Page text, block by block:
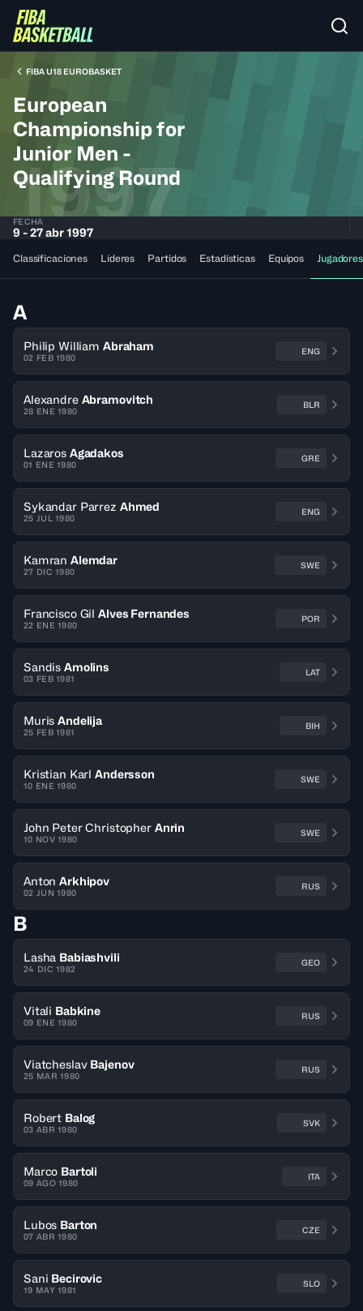
FIBA U18 EUROBASKET
European
Championship for
Junior Men -
Qualifying Round
1997
FECHA
9 - 27 abr 1997
Classificaciones Líderes Partidos Estadísticas Equipos Jugadores
A
Philip William Abraham
02 FEB 1980
ENG
Alexandre Abramovitch
28 ENE 1980
BLR
Lazaros Agadakos
01 ENE 1980
GRE
Sykandar Parrez Ahmed
25 JUL 1980
ENG
Kamran Alemdar
27 DIC 1980
SWE
Francisco Gil Alves Fernandes
22 ENE 1980
POR
Sandis Amolins
03 FEB 1981
LAT
Muris Andelija
25 FEB 1981
BIH
Kristian Karl Andersson
10 ENE 1980
SWE
John Peter Christopher Anrin
10 NOV 1980
SWE
Anton Arkhipov
02 JUN 1980
RUS
B
Lasha Babiashvili
24 DIC 1982
GEO
Vitali Babkine
09 ENE 1980
RUS
Viatcheslav Bajenov
25 MAR 1980
RUS
Robert Balog
03 ABR 1980
SVK
Marco Bartoli
09 AGO 1980
ITA
Lubos Barton
07 ABR 1980
CZE
Sani Becirovic
19 MAY 1981
SLO